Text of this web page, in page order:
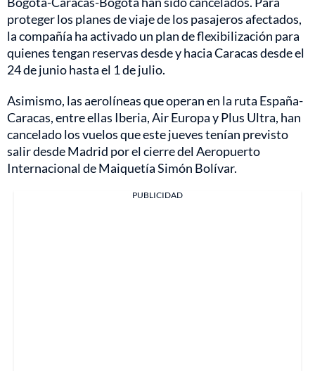
proteger los planes de viaje de los pasajeros afectados,
la compañía ha activado un plan de flexibilización para
quienes tengan reservas desde y hacia Caracas desde el
24 de junio hasta el 1 de julio.
Asimismo, las aerolíneas que operan en la ruta España-
Caracas, entre ellas Iberia, Air Europa y Plus Ultra, han
cancelado los vuelos que este jueves tenían previsto
salir desde Madrid por el cierre del Aeropuerto
Internacional de Maiquetía Simón Bolívar.
PUBLICIDAD